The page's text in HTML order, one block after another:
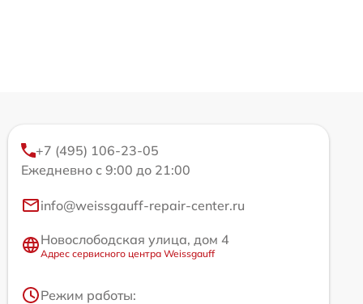
+7 (495) 106-23-05
Ежедневно с 9:00 до 21:00
info@weissgauff-repair-center.ru
Новослободская улица, дом 4
Адрес сервисного центра Weissgauff
Режим работы: